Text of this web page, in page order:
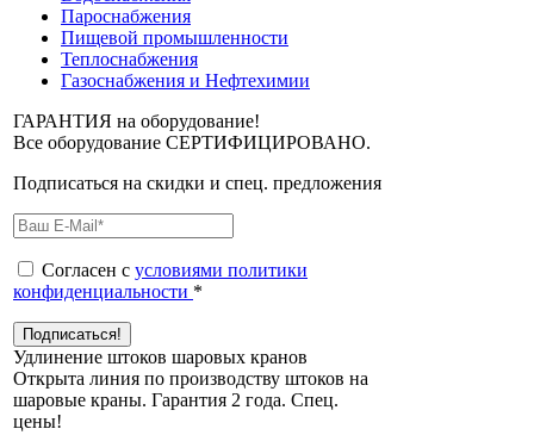
Пароснабжения
Пищевой промышленности
Теплоснабжения
Газоснабжения и Нефтехимии
ГАРАНТИЯ на оборудование!
Все оборудование СЕРТИФИЦИРОВАНО.
Подписаться на скидки и спец. предложения
Согласен с условиями политики
конфиденциальности *
Удлинение штоков шаровых кранов
Открыта линия по производству штоков на
шаровые краны. Гарантия 2 года. Cпец.
цены!